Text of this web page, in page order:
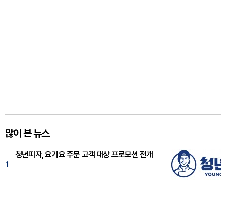
많이 본 뉴스
1
청년피자, 요기요 주문 고객 대상 프로모션 전개